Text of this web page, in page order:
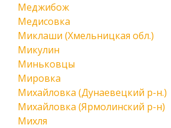
Меджибож
Медисовка
Миклаши (Хмельницкая обл.)
Микулин
Миньковцы
Мировка
Михайловка (Дунаевецкий р-н.)
Михайловка (Ярмолинский р-н)
Михля